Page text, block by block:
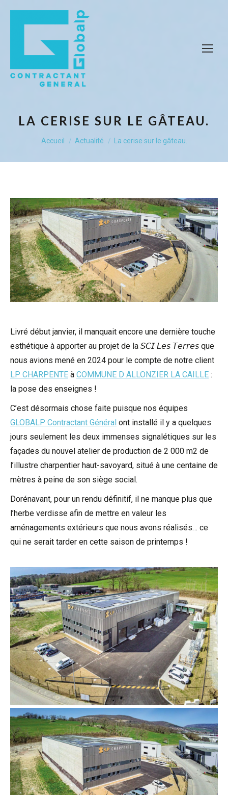
LA CERISE SUR LE GÂTEAU.
Vous êtes ici :
Accueil Actualité La cerise sur le gâteau.
Livré début janvier, il manquait encore une dernière touche
esthétique à apporter au projet de la 𝘚𝘊𝘐 𝘓𝘦𝘴 𝘛𝘦𝘳𝘳𝘦𝘴 que
nous avions mené en 2024 pour le compte de notre client
LP CHARPENTE à COMMUNE D ALLONZIER LA CAILLE :
la pose des enseignes !
C’est désormais chose faite puisque nos équipes
GLOBALP Contractant Général ont installé il y a quelques
jours seulement les deux immenses signalétiques sur les
façades du nouvel atelier de production de 2 000 m2 de
l’illustre charpentier haut-savoyard, situé à une centaine de
mètres à peine de son siège social.
Dorénavant, pour un rendu définitif, il ne manque plus que
l’herbe verdisse afin de mettre en valeur les
aménagements extérieurs que nous avons réalisés… ce
qui ne serait tarder en cette saison de printemps !